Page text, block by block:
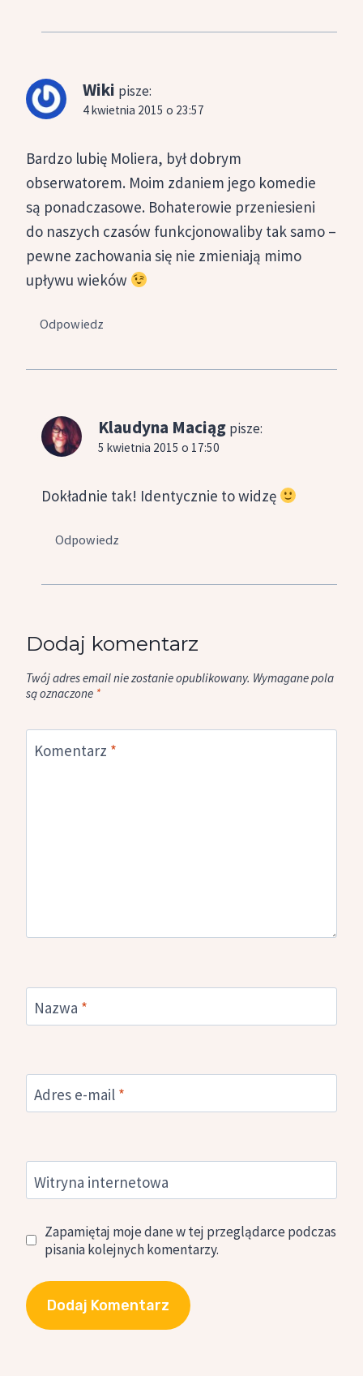
Wiki pisze:
4 kwietnia 2015 o 23:57
Bardzo lubię Moliera, był dobrym
obserwatorem. Moim zdaniem jego komedie
są ponadczasowe. Bohaterowie przeniesieni
do naszych czasów funkcjonowaliby tak samo –
pewne zachowania się nie zmieniają mimo
upływu wieków
Odpowiedz
Klaudyna Maciąg pisze:
5 kwietnia 2015 o 17:50
Dokładnie tak! Identycznie to widzę
Odpowiedz
Dodaj komentarz
Twój adres email nie zostanie opublikowany. Wymagane pola
są oznaczone *
Komentarz *
Nazwa *
Adres e-mail *
Witryna internetowa
Zapamiętaj moje dane w tej przeglądarce podczas
pisania kolejnych komentarzy.